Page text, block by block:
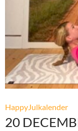
HappyJulkalender
20